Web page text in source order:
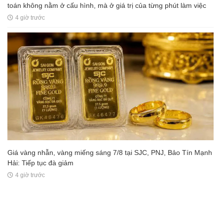
toán không nằm ở cấu hình, mà ở giá trị của từng phút làm việc
4 giờ trước
Giá vàng nhẫn, vàng miếng sáng 7/8 tại SJC, PNJ, Bảo Tín Mạnh
Hải: Tiếp tục đà giảm
4 giờ trước